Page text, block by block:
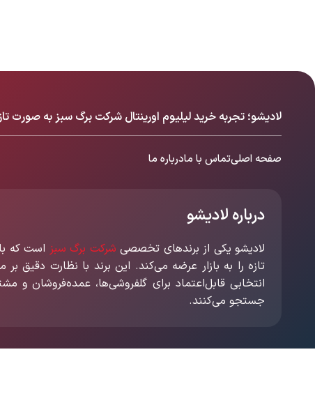
لادیشو؛ تجربه خرید لیلیوم اورینتال شرکت برگ سبز به صورت
صفحه اصلیتماس با مادرباره ما
درباره لادیشو
لادیشو یکی از برندهای تخصصی شرکت برگ سبز است که
تازه را به بازار عرضه می‌کند. این برند با نظارت دقیق
انتخابی قابل‌اعتماد برای گلفروشی‌ها، عمده‌فروشان و
جستجو می‌کنند.